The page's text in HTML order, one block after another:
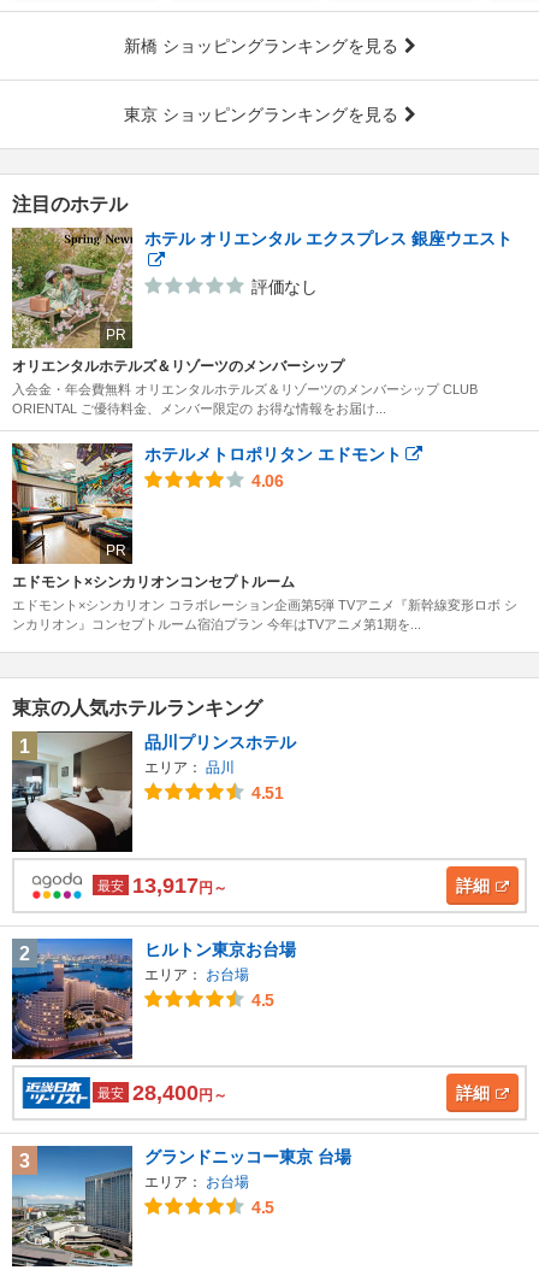
新橋 ショッピングランキングを見る
東京 ショッピングランキングを見る
注目のホテル
PR
ホテル オリエンタル エクスプレス 銀座ウエスト
評価なし
オリエンタルホテルズ＆リゾーツのメンバーシップ
入会金・年会費無料 オリエンタルホテルズ＆リゾーツのメンバーシップ CLUB
ORIENTAL ご優待料金、メンバー限定の お得な情報をお届け...
PR
ホテルメトロポリタン エドモント
4.06
エドモント×シンカリオンコンセプトルーム
エドモント×シンカリオン コラボレーション企画第5弾 TVアニメ『新幹線変形ロボ シ
ンカリオン』コンセプトルーム宿泊プラン 今年はTVアニメ第1期を...
東京の人気ホテルランキング
1
品川プリンスホテル
エリア： 品川
4.51
最安 13,917円～ 詳細
2 ヒルトン東京お台場
エリア： お台場
4.5
最安 28,400円～ 詳細
3 グランドニッコー東京 台場
エリア： お台場
4.5